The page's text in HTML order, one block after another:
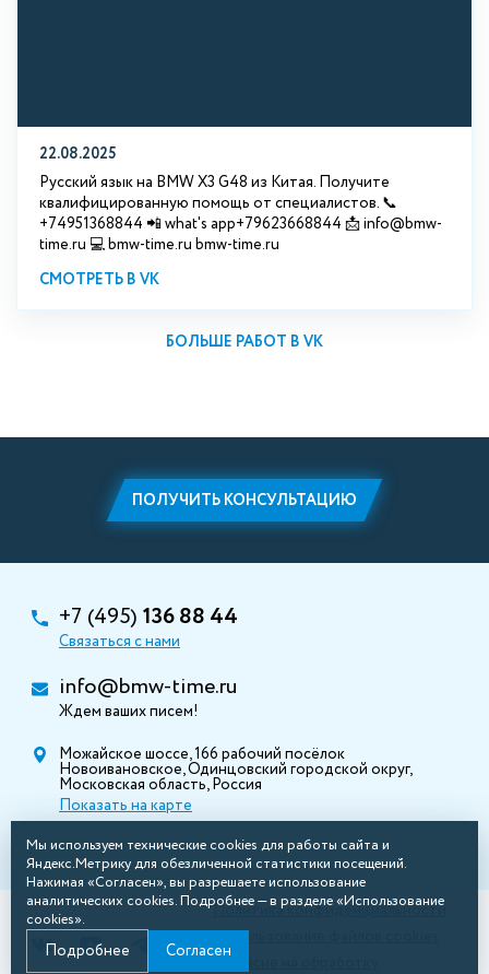
22.08.2025
Русский язык на BMW X3 G48 из Китая. Получите
квалифицированную помощь от специалистов. 📞
+74951368844 📲 what's app+79623668844 📩 info@bmw-
time.ru 💻 bmw-time.ru bmw-time.ru
СМОТРЕТЬ В VK
БОЛЬШЕ РАБОТ В VK
ПОЛУЧИТЬ КОНСУЛЬТАЦИЮ
+7 (495) 136 88 44
Связаться с нами
info@bmw-time.ru
Ждем ваших писем!
Можайское шоссе, 166 рабочий посёлок
Новоивановское, Одинцовский городской округ,
Московская область, Россия
Показать на карте
Политика конфиденциальности
Использование файлов cookies
Мы используем технические cookies для работы сайта и
Яндекс.Метрику для обезличенной статистики посещений.
Нажимая «Согласен», вы разрешаете использование
аналитических cookies. Подробнее — в разделе «Использование
cookies».
Подробнее Согласен